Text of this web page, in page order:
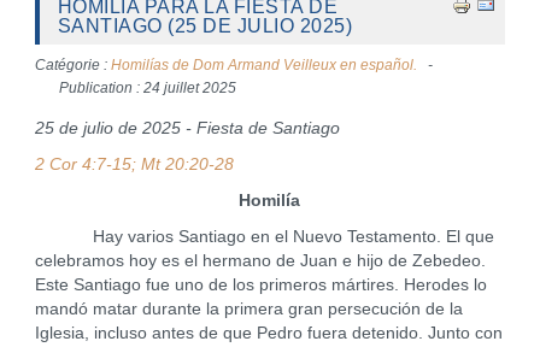
HOMILÍA PARA LA FIESTA DE
SANTIAGO (25 DE JULIO 2025)
Catégorie : Homilías de Dom Armand Veilleux en español.
Publication : 24 juillet 2025
25 de julio de 2025 - Fiesta de Santiago
2 Cor 4:7-15; Mt 20:20-28
Homilía
Hay varios Santiago en el Nuevo Testamento. El que
celebramos hoy es el hermano de Juan e hijo de Zebedeo.
Este Santiago fue uno de los primeros mártires. Herodes lo
mandó matar durante la primera gran persecución de la
Iglesia, incluso antes de que Pedro fuera detenido. Junto con